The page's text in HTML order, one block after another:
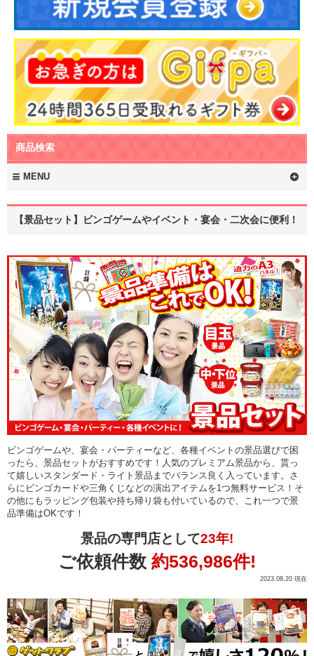
商品検索
MENU
【景品セット】ビンゴゲームやイベント・宴会・二次会に便利！
ビンゴゲームや、宴会・パーティーなど、各種イベントの景品選びで困
ったら、景品セットがおすすめです！人気のプレミアム景品から、貰っ
て嬉しいスタンダード・ライト景品までバランス良く入っています。さ
らにビンゴカードや三角くじなどの演出アイテムを1つ無料サービス！そ
の他にもラッピング包装や持ち帰り袋も付いているので、これ一つで景
品準備はOKです！
景品の専門店として23年!
ご依頼件数 約536,986件!
2023.08.20 現在